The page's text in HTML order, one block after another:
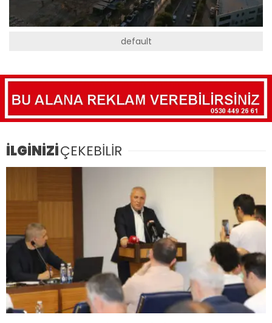
default
İLGİNİZİÇEKEBİLİR